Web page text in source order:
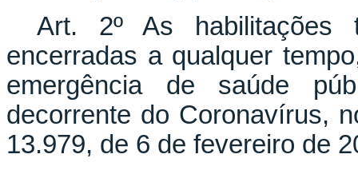
Art. 2º As habilitações
encerradas a qualquer
emergência de saúde
decorrente do Coronavírus,
13.979, de 6 de fevereiro de